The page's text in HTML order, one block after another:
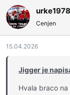
n
i
k
t
e
e
o
urke1978
Cenjen
15.04.2026
Jigger je
Hvala braco